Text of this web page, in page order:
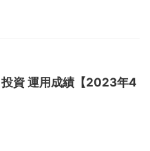
投資 運用成績【2023年4